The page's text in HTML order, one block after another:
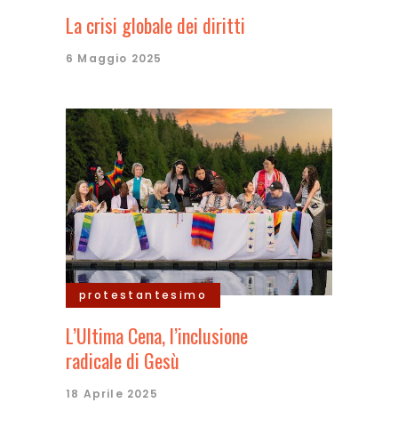
La crisi globale dei diritti
6 Maggio 2025
protestantesimo
L’Ultima Cena, l’inclusione
radicale di Gesù
18 Aprile 2025